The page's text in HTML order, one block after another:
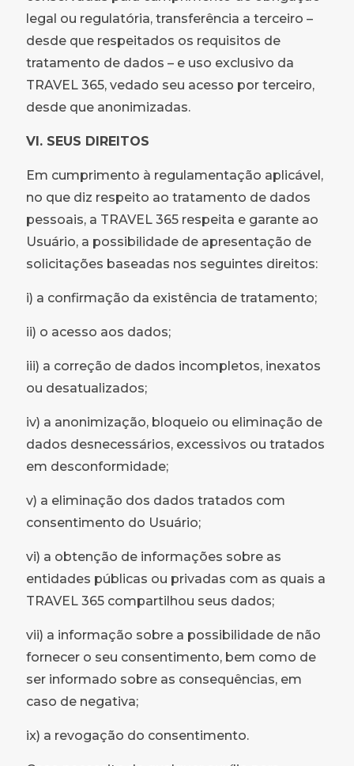
legal ou regulatória, transferência a terceiro –
desde que respeitados os requisitos de
tratamento de dados – e uso exclusivo da
TRAVEL 365, vedado seu acesso por terceiro,
desde que anonimizadas.
VI. SEUS DIREITOS
Em cumprimento à regulamentação aplicável,
no que diz respeito ao tratamento de dados
pessoais, a TRAVEL 365 respeita e garante ao
Usuário, a possibilidade de apresentação de
solicitações baseadas nos seguintes direitos:
i) a confirmação da existência de tratamento;
ii) o acesso aos dados;
iii) a correção de dados incompletos, inexatos
ou desatualizados;
iv) a anonimização, bloqueio ou eliminação de
dados desnecessários, excessivos ou tratados
em desconformidade;
v) a eliminação dos dados tratados com
consentimento do Usuário;
vi) a obtenção de informações sobre as
entidades públicas ou privadas com as quais a
TRAVEL 365 compartilhou seus dados;
vii) a informação sobre a possibilidade de não
fornecer o seu consentimento, bem como de
ser informado sobre as consequências, em
caso de negativa;
ix) a revogação do consentimento.